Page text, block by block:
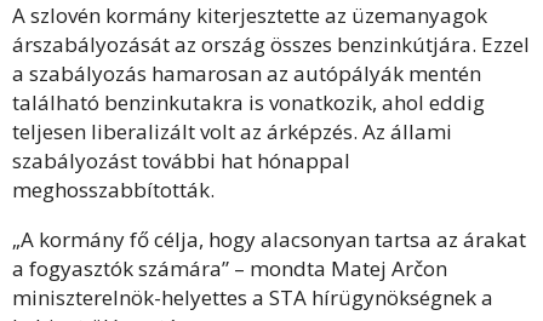
A szlovén kormány kiterjesztette az üzemanyagok
árszabályozását az ország összes benzinkútjára. Ezzel
a szabályozás hamarosan az autópályák mentén
található benzinkutakra is vonatkozik, ahol eddig
teljesen liberalizált volt az árképzés. Az állami
szabályozást további hat hónappal
meghosszabbították.
„A kormány fő célja, hogy alacsonyan tartsa az árakat
a fogyasztók számára” – mondta Matej Arčon
miniszterelnök-helyettes a STA hírügynökségnek a